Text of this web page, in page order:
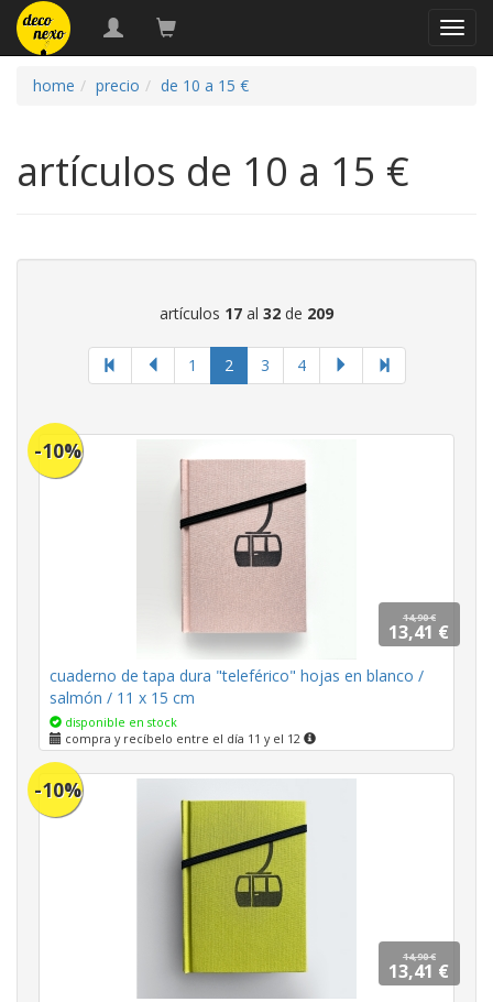
home precio de 10 a 15 €
artículos de 10 a 15 €
artículos 17 al 32 de 209
1 2página
actual
3 4
-10%
14,90 €
13,41 €
cuaderno de tapa dura "teleférico" hojas en blanco /
salmón / 11 x 15 cm
disponible en stock
compra y recíbelo entre el día 11 y el 12
-10%
14,90 €
13,41 €